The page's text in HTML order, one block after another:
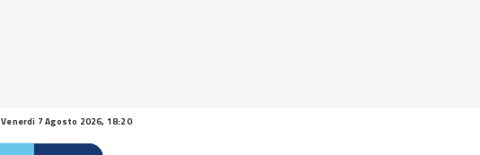
Venerdi 7 Agosto 2026, 18:20